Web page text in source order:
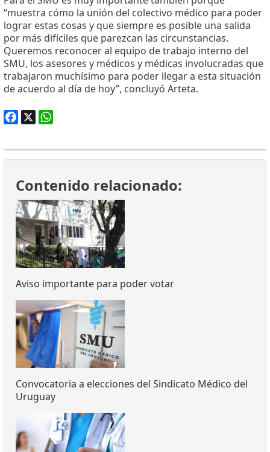
“muestra cómo la unión del colectivo médico para poder
lograr estas cosas y que siempre es posible una salida
por más difíciles que parezcan las circunstancias.
Queremos reconocer al equipo de trabajo interno del
SMU, los asesores y médicos y médicas involucradas que
trabajaron muchísimo para poder llegar a esta situación
de acuerdo al día de hoy”, concluyó Arteta.
Contenido relacionado:
Aviso importante para poder votar
Convocatoria a elecciones del Sindicato Médico del
Uruguay